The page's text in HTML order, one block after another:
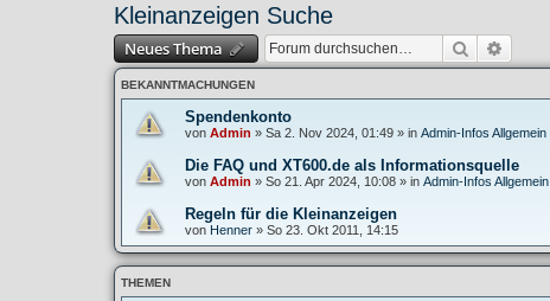
Kleinanzeigen Suche
Neues Thema Suche
BEKANNTMACHUNGEN
Spendenkonto
von Admin » Sa 2. Nov 2024, 01:49 » in Admin-Infos Allgemein
Die FAQ und XT600.de als Informationsquelle
von Admin » So 21. Apr 2024, 10:08 » in Admin-Infos Allgemein
Regeln für die Kleinanzeigen
von Henner » So 23. Okt 2011, 14:15
THEMEN